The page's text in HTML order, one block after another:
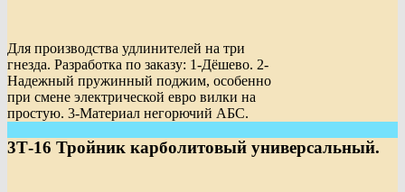
Для производства удлинителей на три
гнезда. Разработка по заказу: 1-Дёшево. 2-
Надежный пружинный поджим, особенно
при смене электрической евро вилки на
простую. 3-Материал негорючий АБС.
3Т-16 Тройник карболитовый универсальный.